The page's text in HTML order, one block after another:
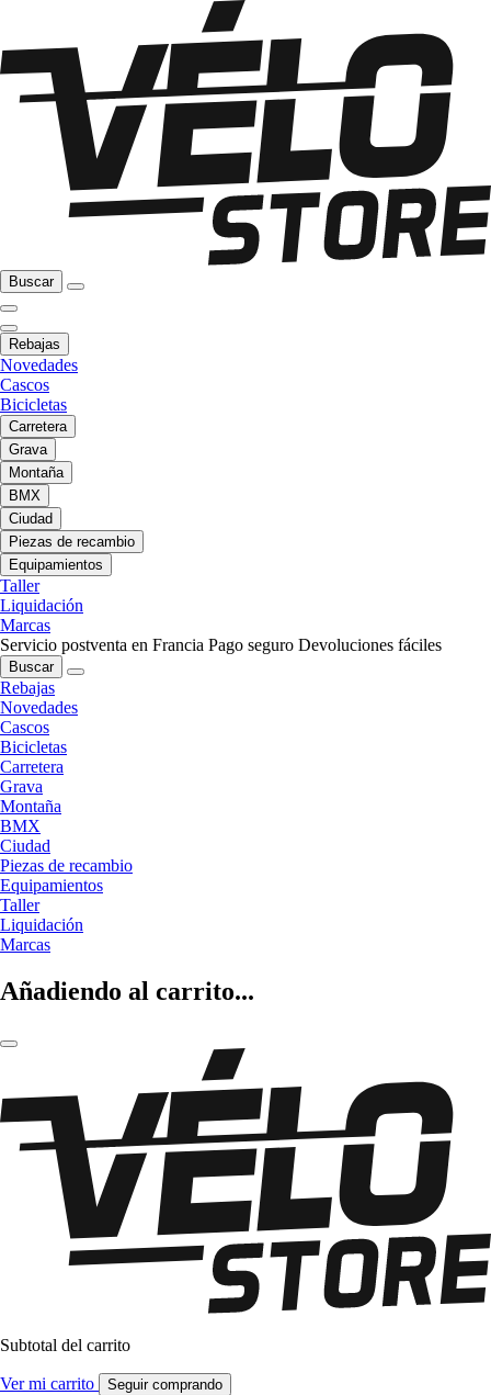
Buscar
Rebajas
Novedades
Cascos
Bicicletas
Carretera
Grava
Montaña
BMX
Ciudad
Piezas de recambio
Equipamientos
Taller
Liquidación
Marcas
Servicio postventa en Francia Pago seguro Devoluciones fáciles
Buscar
Rebajas
Novedades
Cascos
Bicicletas
Carretera
Grava
Montaña
BMX
Ciudad
Piezas de recambio
Equipamientos
Taller
Liquidación
Marcas
Añadiendo al carrito...
Subtotal del carrito
Ver mi carrito Seguir comprando